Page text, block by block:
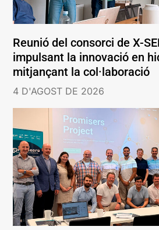
Reunió del consorci de X-
impulsant la innovació en
mitjançant la col·laboració
4 D'AGOST DE 2026